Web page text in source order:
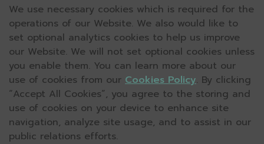
We use necessary cookies which is required for the
operations of our Website. We also would like to
set optional analytics cookies to help us improve
our Website. We will not set optional cookies unless
you enable them. You can learn more about our
use of cookies from our Cookies Policy. By clicking
“Accept All Cookies”, you agree to the storing and
use of cookies on your device to enhance site
navigation, analyze site usage, and to assist in our
public relations efforts.